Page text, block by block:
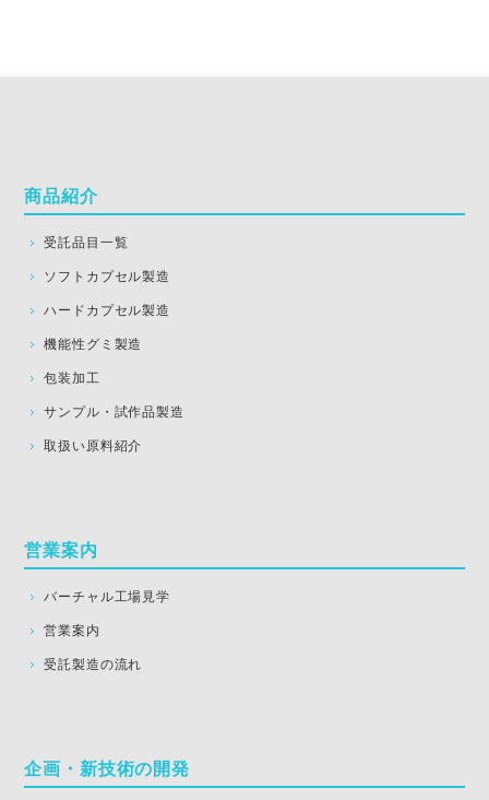
商品紹介
受託品目一覧
ソフトカプセル製造
ハードカプセル製造
機能性グミ製造
包装加工
サンプル・試作品製造
取扱い原料紹介
営業案内
バーチャル工場見学
営業案内
受託製造の流れ
企画・新技術の開発